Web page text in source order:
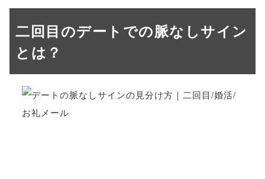
二回目のデートでの脈なしサイン
とは？